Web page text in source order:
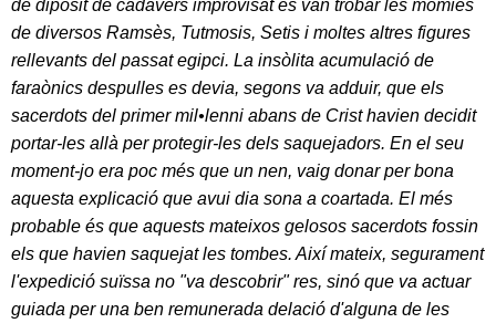
de dipòsit de cadàvers improvisat es van trobar les mòmies
de diversos Ramsès, Tutmosis, Setis i moltes altres figures
rellevants del passat egipci. La insòlita acumulació de
faraònics despulles es devia, segons va adduir, que els
sacerdots del primer mil•lenni abans de Crist havien decidit
portar-les allà per protegir-les dels saquejadors. En el seu
moment-jo era poc més que un nen, vaig donar per bona
aquesta explicació que avui dia sona a coartada. El més
probable és que aquests mateixos gelosos sacerdots fossin
els que havien saquejat les tombes. Així mateix, segurament
l'expedició suïssa no "va descobrir" res, sinó que va actuar
guiada per una ben remunerada delació d'alguna de les